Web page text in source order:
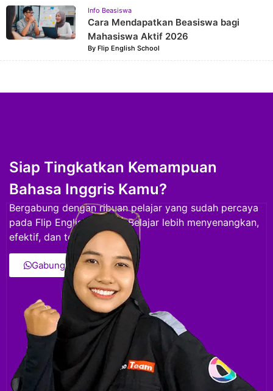
Info Beasiswa
Cara Mendapatkan Beasiswa bagi
Mahasiswa Aktif 2026
By Flip English School
Siap Tingkatkan Kemampuan
Bahasa Inggris Kamu?
Bergabung dengan ribuan pelajar yang sudah percaya
pada Flip English School. Belajar lebih menyenangkan,
efektif, dan terstruktur.
Gabung Sekarang